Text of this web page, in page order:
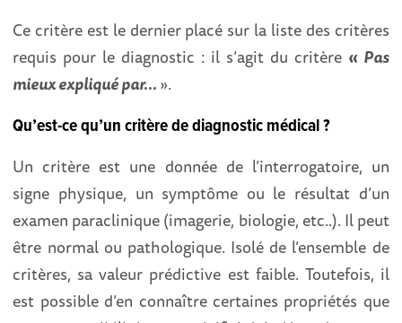
Ce critère est le dernier placé sur la liste des critères
requis pour le diagnostic : il s’agit du critère « Pas
mieux expliqué par...».
Qu’est-ce qu’un critère de diagnostic médical ?
Un critère est une donnée de l’interrogatoire, un
signe physique, un symptôme ou le résultat d’un
examen paraclinique (imagerie, biologie, etc..). Il peut
être normal ou pathologique. Isolé de l’ensemble de
critères, sa valeur prédictive est faible. Toutefois, il
est possible d’en connaître certaines propriétés que